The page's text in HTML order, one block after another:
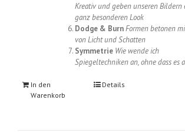
Kreativ und geben unseren Bildern
ganz besonderen Look
Dodge & BurnFormen betonen
von Licht und Schatten
Symmetrie Wie wende ich
Spiegeltechniken an, ohne dass es
In den
Warenkorb
Details